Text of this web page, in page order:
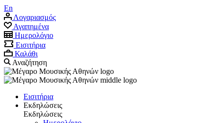
En
Λογαριασμός
Αγαπημένα
Ημερολόγιο
Εισιτήρια
Καλάθι
Αναζήτηση
Εισιτήρια
Εκδηλώσεις
Εκδηλώσεις